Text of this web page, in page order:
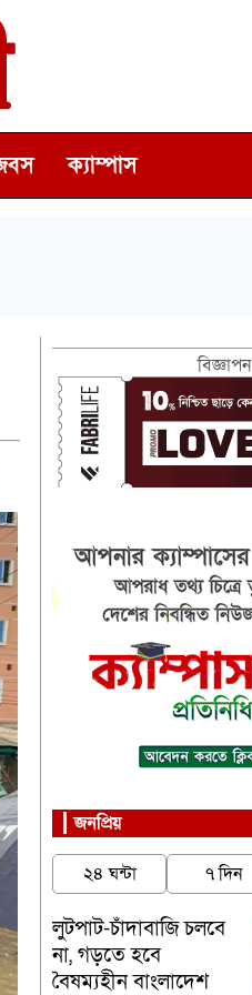
ক্যাম্পাস
বিজ্ঞাপন
জনপ্রিয়
২৪ ঘন্টা ৭ দিন
লুটপাট-চাঁদাবাজি চলবে
না, গড়তে হবে
বৈষম্যহীন বাংলাদেশ